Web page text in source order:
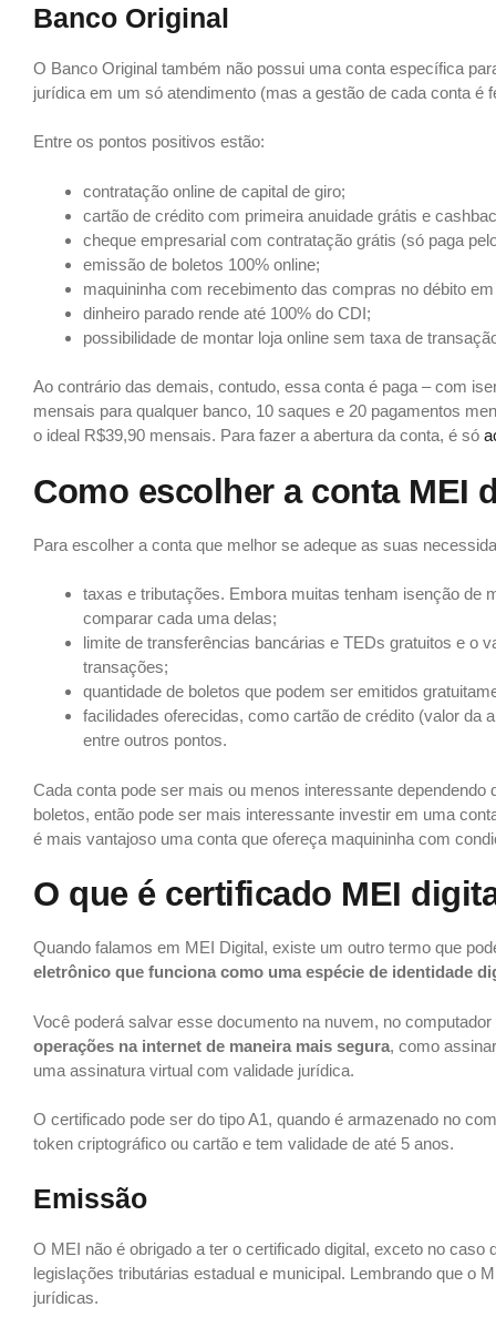
Banco Original
O Banco Original também não possui uma conta específica
jurídica em um só atendimento (mas a gestão de cada conta é
Entre os pontos positivos estão:
contratação online de capital de giro;
cartão de crédito com primeira anuidade grátis e
cheque empresarial com contratação grátis (só paga
emissão de boletos 100% online;
maquininha com recebimento das compras no débito
dinheiro parado rende até 100% do CDI;
possibilidade de montar loja online sem taxa de
Ao contrário das demais, contudo, essa conta é paga – com
mensais para qualquer banco, 10 saques e 20 pagamentos
o ideal R$39,90 mensais. Para fazer a abertura da conta, é só
Como escolher a conta MEI
Para escolher a conta que melhor se adeque as suas
taxas e tributações. Embora muitas tenham isenção de
comparar cada uma delas;
limite de transferências bancárias e TEDs gratuitos e o
transações;
quantidade de boletos que podem ser emitidos
facilidades oferecidas, como cartão de crédito (valor da
entre outros pontos.
Cada conta pode ser mais ou menos interessante
boletos, então pode ser mais interessante investir em uma
é mais vantajoso uma conta que ofereça maquininha com
O que é certificado MEI
Quando falamos em MEI Digital, existe um outro termo que
eletrônico que funciona como uma espécie de identidade
Você poderá salvar esse documento na nuvem, no
operações na internet de maneira mais segura, como
uma assinatura virtual com validade jurídica.
O certificado pode ser do tipo A1, quando é armazenado no
token criptográfico ou cartão e tem validade de até 5 anos.
Emissão
O MEI não é obrigado a ter o certificado digital, exceto no
legislações tributárias estadual e municipal. Lembrando que o
jurídicas.